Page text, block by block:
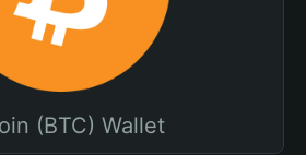
(BTC) Wallet